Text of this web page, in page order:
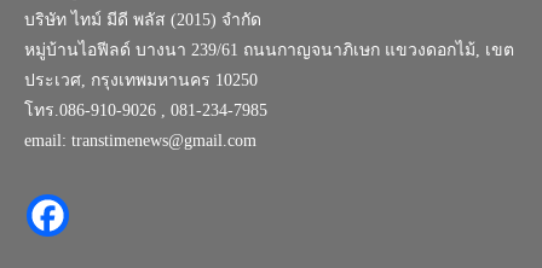
บริษัท ไทม์ มีดี พลัส (2015) จำกัด
หมู่บ้านไอฟีลด์ บางนา 239/61 ถนนกาญจนาภิเษก แขวงดอกไม้, เขต
ประเวศ, กรุงเทพมหานคร 10250
โทร.086-910-9026 , 081-234-7985
email: transtimenews@gmail.com